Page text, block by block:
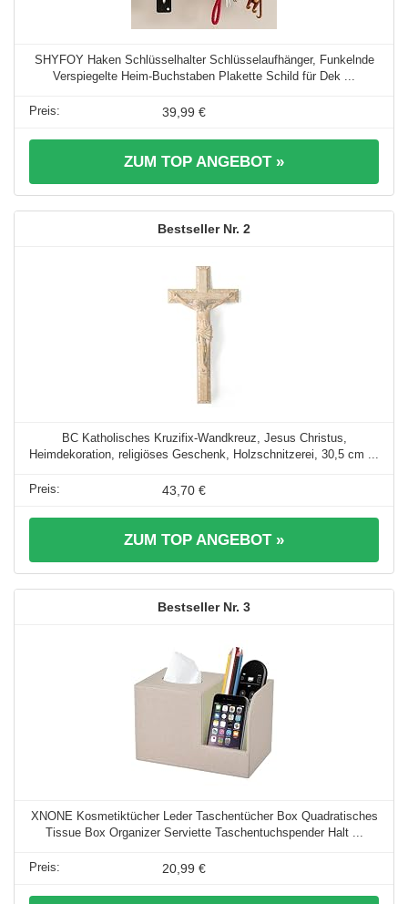
SHYFOY Haken Schlüsselhalter Schlüsselaufhänger, Funkelnde
Verspiegelte Heim-Buchstaben Plakette Schild für Dek ...
39,99 €
ZUM TOP ANGEBOT »
2
BC Katholisches Kruzifix-Wandkreuz, Jesus Christus,
Heimdekoration, religiöses Geschenk, Holzschnitzerei, 30,5 cm ...
43,70 €
ZUM TOP ANGEBOT »
3
XNONE Kosmetiktücher Leder Taschentücher Box Quadratisches
Tissue Box Organizer Serviette Taschentuchspender Halt ...
20,99 €